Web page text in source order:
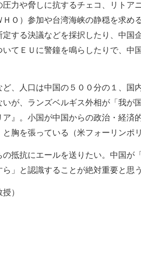
圧力や脅しに抗するチェコ、リトア
ＨＯ）参加や台湾海峡の静穏を求め
定する決議などを採択したり、中国
いてＥＵに警鐘を鳴らしたりで、中
、人口は中国の５００分の１、国
いが、ランズベルギス外相が「我が
ア』。小国が中国からの政治・経済
胸を張っている（米フォーリンポ
抵抗にエールを送りたい。中国が
」と認識することが絶対重要と思
）